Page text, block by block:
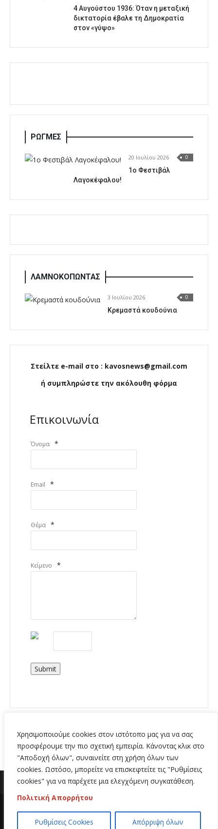
Χρησιμοποιούμε cookies στον ιστότοπο μας για να σας
προσφέρουμε την πιο σχετική εμπειρία. Κάνοντας κλικ στο
"Αποδοχή όλων", συναινείτε στη χρήση όλων των
cookies. Ωστόσο, μπορείτε να επισκεφτείτε τις "Ρυθμίσεις
cookies" για να παρέχετε μια ελεγχόμενη συγκατάθεση.
Πολιτική Απορρήτου
Ρυθμίσεις Cookies Απόρριψη όλων
4 Αυγούστου 1936: Όταν η μεταξική
δικτατορία έβαλε τη Δημοκρατία
στον «γύψο»
ΡΩΓΜΕΣ
20 Ιουλίου 2026 0
1o Φεστιβάλ
Λαγοκέφαλου!
ΛΑΜΝΟΚΟΠΩΝΤΑΣ
3 Ιουλίου 2026 0
Κρεμαστά κουδούνια
Στείλτε e-mail στο : kavosnews@gmail.com
ή συμπληρώστε την ακόλουθη φόρμα
Επικοινωνία
Όνομα *
Email *
Θέμα *
Κείμενο *
Submit
Copyright 2020 | All Rights Reserved | Κατασκευή
ιστοσελίδων
Hi Web